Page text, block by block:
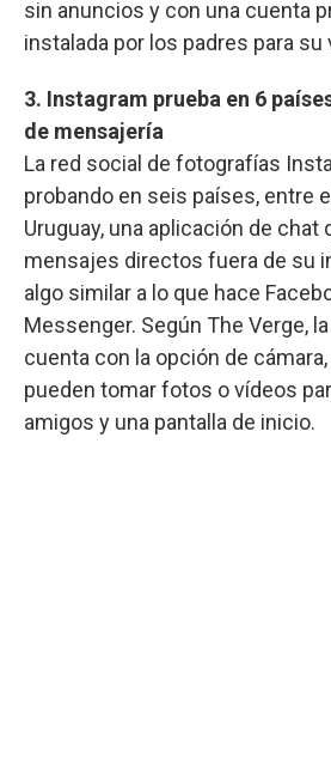
sin anuncios y con una cuenta
instalada por los padres para su
3. Instagram prueba en 6
de mensajería
La red social de fotografías
probando en seis países, entre
Uruguay, una aplicación de chat
mensajes directos fuera de su
algo similar a lo que hace
Messenger. Según The Verge,
cuenta con la opción de
pueden tomar fotos o vídeos
amigos y una pantalla de inicio.